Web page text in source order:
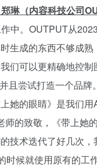
琳（内容科技公司
中。OUTPUT从
生成的东西不够成
们可以更精确地控
且尝试打造一个品
她的眼睛》是我们
的致敬，《带上
技术迭代了好几次
候就使用原有的